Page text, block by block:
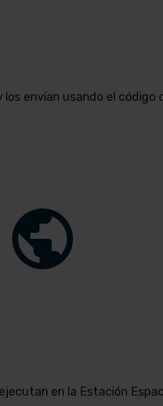
los envían usando el código
en la Estación